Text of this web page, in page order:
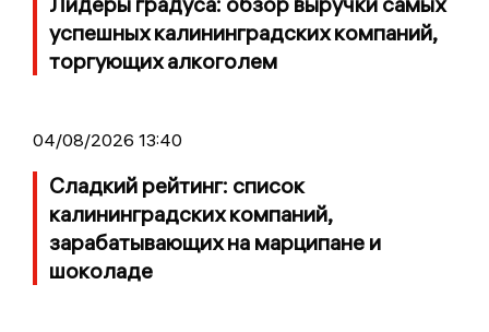
успешных калининградских компаний,
торгующих алкоголем
04/08/2026 13:40
Сладкий рейтинг: список
калининградских компаний,
зарабатывающих на марципане и
шоколаде